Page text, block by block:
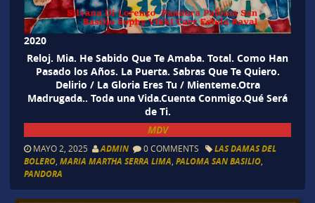
2020
Reloj. Mia. He Sabido Que Te Amaba. Total. Como Han
Pasado los Años. La Puerta. Sabras Que Te Quiero.
Delirio / La Gloria Eres Tu / Mienteme.Otra
Madrugada.. Toda una Vida.Cuenta Conmigo.Qué Será
de Ti.
MDV
MAYO 2, 2025 ADMIN 0 COMMENTS
LAS DAMAS DEL
BOLERO, MARIA MARTHA SERRA LIMA PALOMA SAN BASILIO,
PANDORA